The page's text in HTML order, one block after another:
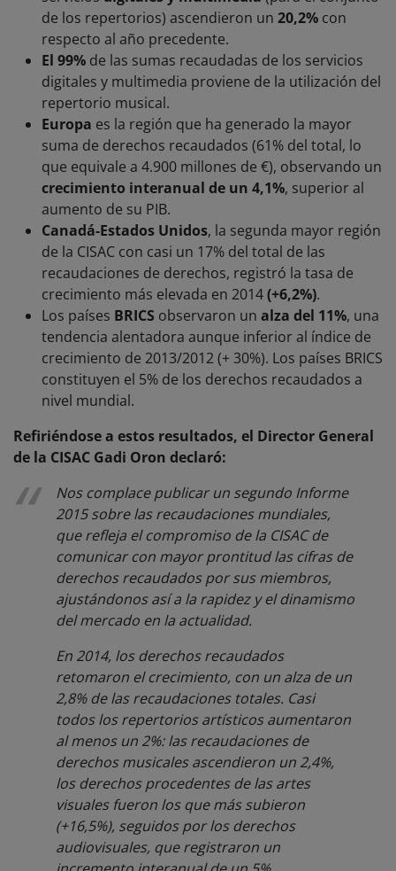
de los repertorios) ascendieron un 20,2% con
respecto al año precedente.
El 99% de las sumas recaudadas de los servicios
digitales y multimedia proviene de la utilización del
repertorio musical.
Europa es la región que ha generado la mayor
suma de derechos recaudados (61% del total, lo
que equivale a 4.900 millones de €), observando un
crecimiento interanual de un 4,1%, superior al
aumento de su PIB.
Canadá-Estados Unidos, la segunda mayor región
de la CISAC con casi un 17% del total de las
recaudaciones de derechos, registró la tasa de
crecimiento más elevada en 2014(+6,2%).
Los países BRICS observaron un alza del 11%, una
tendencia alentadora aunque inferior al índice de
crecimiento de 2013/2012 (+ 30%). Los países BRICS
constituyen el 5% de los derechos recaudados a
nivel mundial.
Refiriéndose a estos resultados, el Director General
de la CISAC Gadi Oron declaró:
Nos complace publicar un segundo Informe
2015 sobre las recaudaciones mundiales,
que refleja el compromiso de la CISAC de
comunicar con mayor prontitud las cifras de
derechos recaudados por sus miembros,
ajustándonos así a la rapidez y el dinamismo
del mercado en la actualidad.
En 2014, los derechos recaudados
retomaron el crecimiento, con un alza de un
2,8% de las recaudaciones totales. Casi
todos los repertorios artísticos aumentaron
al menos un 2%: las recaudaciones de
derechos musicales ascendieron un 2,4%,
los derechos procedentes de las artes
visuales fueron los que más subieron
(+16,5%), seguidos por los derechos
audiovisuales, que registraron un